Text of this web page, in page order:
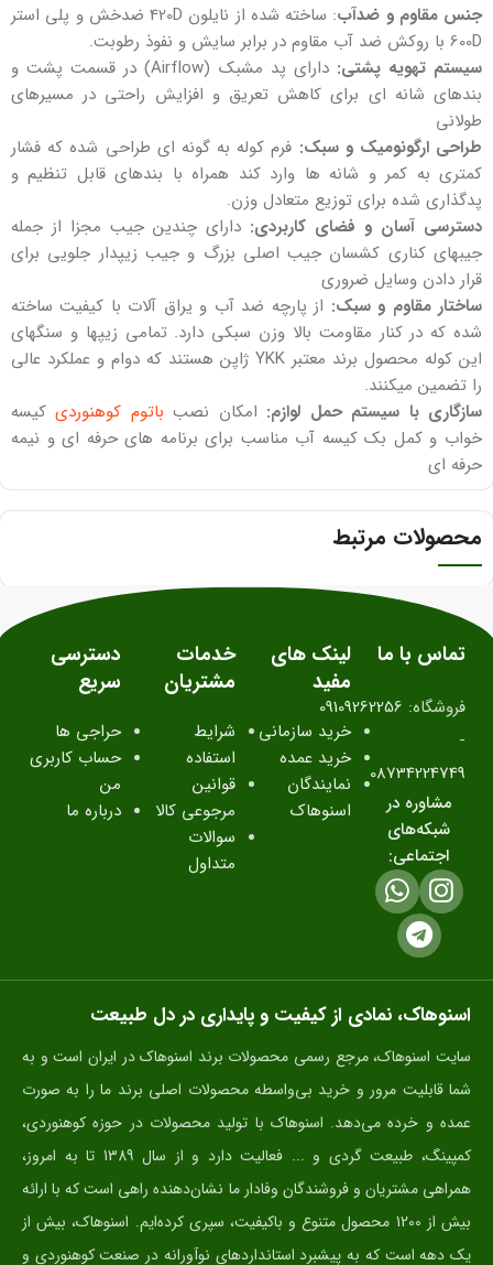
جنس مقاوم و ضدآب
: ساخته شده از نایلون 420D ضدخش و پلی استر
600D با روکش ضد آب مقاوم در برابر سایش و نفوذ رطوبت.
سیستم تهویه پشتی:
دارای پد مشبک (Airflow) در قسمت پشت و
بندهای شانه ای برای کاهش تعریق و افزایش راحتی در مسیرهای
طولانی
طراحی ارگونومیک و سبک: فرم کوله به گونه ای طراحی شده که فشار
کمتری به کمر و شانه ها وارد کند همراه با بندهای قابل تنظیم و
پدگذاری شده برای توزیع متعادل وزن.
دسترسی آسان و فضای کاربردی: دارای چندین جیب مجزا از جمله
جیبهای کناری کشسان جیب اصلی بزرگ و جیب زیپدار جلویی برای
قرار دادن وسایل ضروری
ساختار مقاوم و سبک: از پارچه ضد آب و یراق آلات با کیفیت ساخته
شده که در کنار مقاومت بالا وزن سبکی دارد. تمامی زیپها و سنگهای
این کوله محصول برند معتبر YKK ژاپن هستند که دوام و عملکرد عالی
را تضمین میکنند.
سازگاری با سیستم حمل لوازم: امکان نصب باتوم کوهنوردیکیسه
خواب و کمل بک کیسه آب مناسب برای برنامه های حرفه ای و نیمه
حرفه ای
محصولات مرتبط
تماس با ما
فروشگاه: 09109262256
-
08734224749
مشاوره در
شبکه‌های
اجتماعی:
لینک های
مفید
خرید سازمانی
خرید عمده
نمایندگان
اسنوهاک
خدمات
مشتریان
شرایط
استفاده
قوانین
مرجوعی کالا
سوالات
متداول
دسترسی
سریع
حراجی ها
حساب کاربری
من
درباره ما
اسنوهاک، نمادی از کیفیت و پایداری در دل طبیعت
سایت اسنوهاک، مرجع رسمی محصولات برند اسنوهاک در ایران است و به
شما قابلیت مرور و خرید بی‌واسطه محصولات اصلی برند ما را به صورت
عمده و خرده می‌دهد. اسنوهاک با تولید محصولات در حوزه کوهنوردی،
کمپینگ، طبیعت گردی و ... فعالیت دارد و از سال 1389 تا به امروز،
همراهی مشتریان و فروشندگان وفادار ما نشان‌دهنده راهی است که با ارائه
بیش از 1200 محصول متنوع و باکیفیت، سپری کرده‌ایم. اسنوهاک، بیش از
یک دهه است که به پیشبرد استانداردهای نوآورانه در صنعت کوهنوردی و